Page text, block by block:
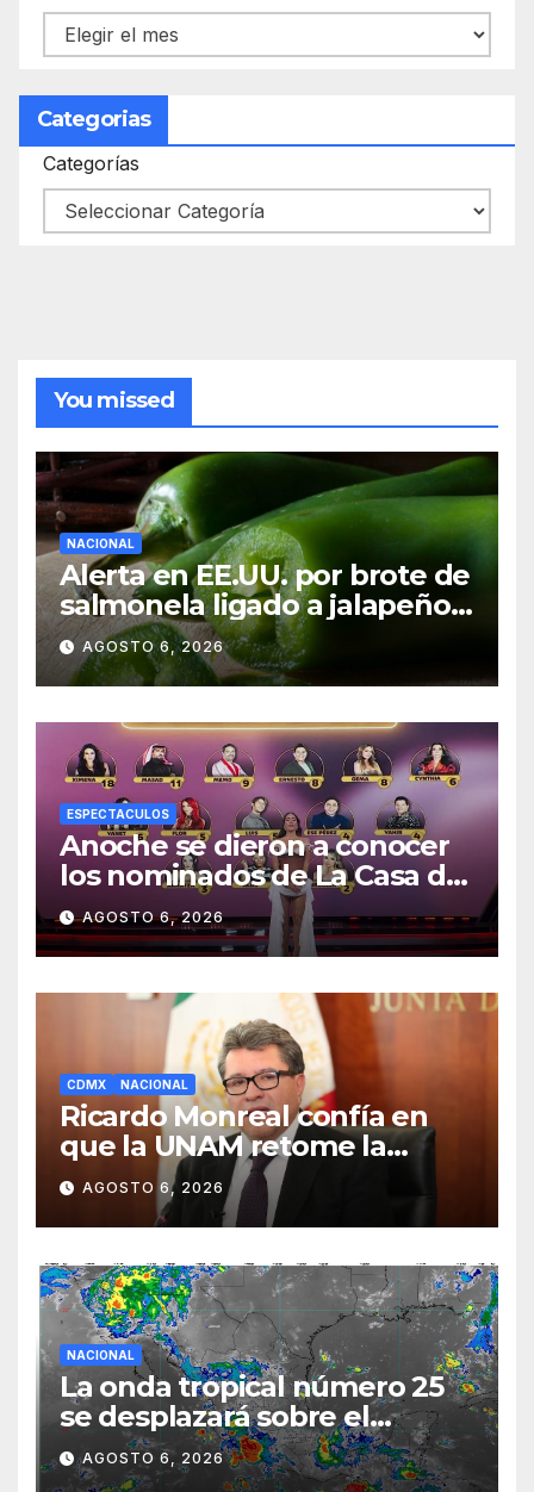
Categorias
Categorías
You missed
NACIONAL
Alerta en EE.UU. por brote de
salmonela ligado a jalapeños
mexicanos; reportan 345
casos
AGOSTO 6, 2026
ESPECTACULOS
Anoche se dieron a conocer
los nominados de La Casa de
los Famosos México 2026 en
la segunda semana
AGOSTO 6, 2026
CDMX NACIONAL
Ricardo Monreal confía en
que la UNAM retome la
normalidad e inicie el
semestre mediante el
diálogo
AGOSTO 6, 2026
NACIONAL
La onda tropical número 25
se desplazará sobre el
sureste mexicano
AGOSTO 6, 2026